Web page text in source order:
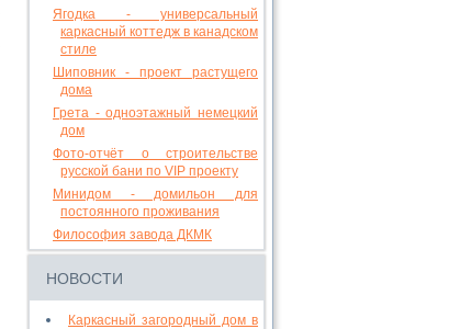
Ягодка - универсальный
каркасный коттедж в канадском
стиле
Шиповник - проект растущего
дома
Грета - одноэтажный немецкий
дом
Фото-отчёт о строительстве
русской бани по VIP проекту
Минидом - домильон для
постоянного проживания
Философия завода ДКМК
НОВОСТИ
Каркасный загородный дом в